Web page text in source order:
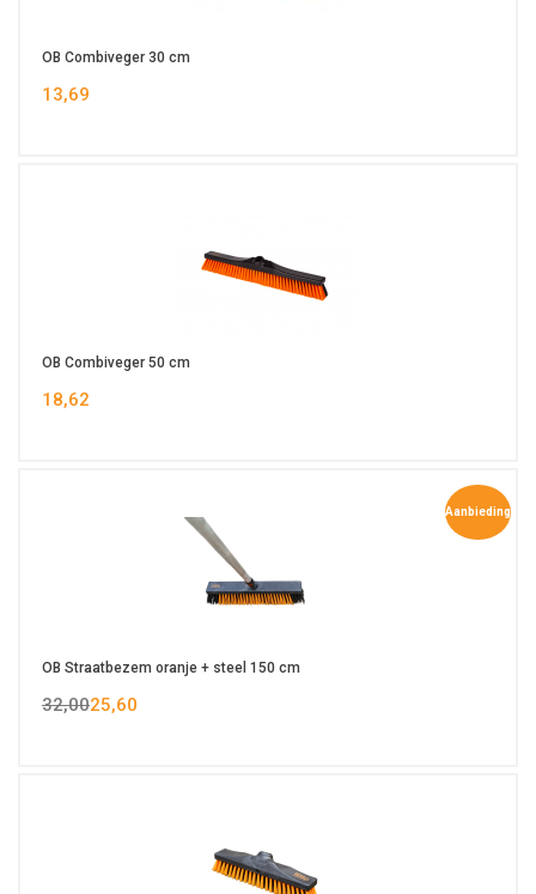
OB Combiveger 30 cm
13,69
OB Combiveger 50 cm
18,62
Aanbieding
OB Straatbezem oranje + steel 150 cm
32,0025,60